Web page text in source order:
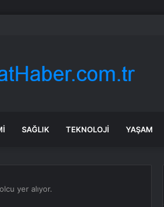
başkanı oldu
SAĞLIK TEKNOLOJI YAŞAM
yer alıyor.